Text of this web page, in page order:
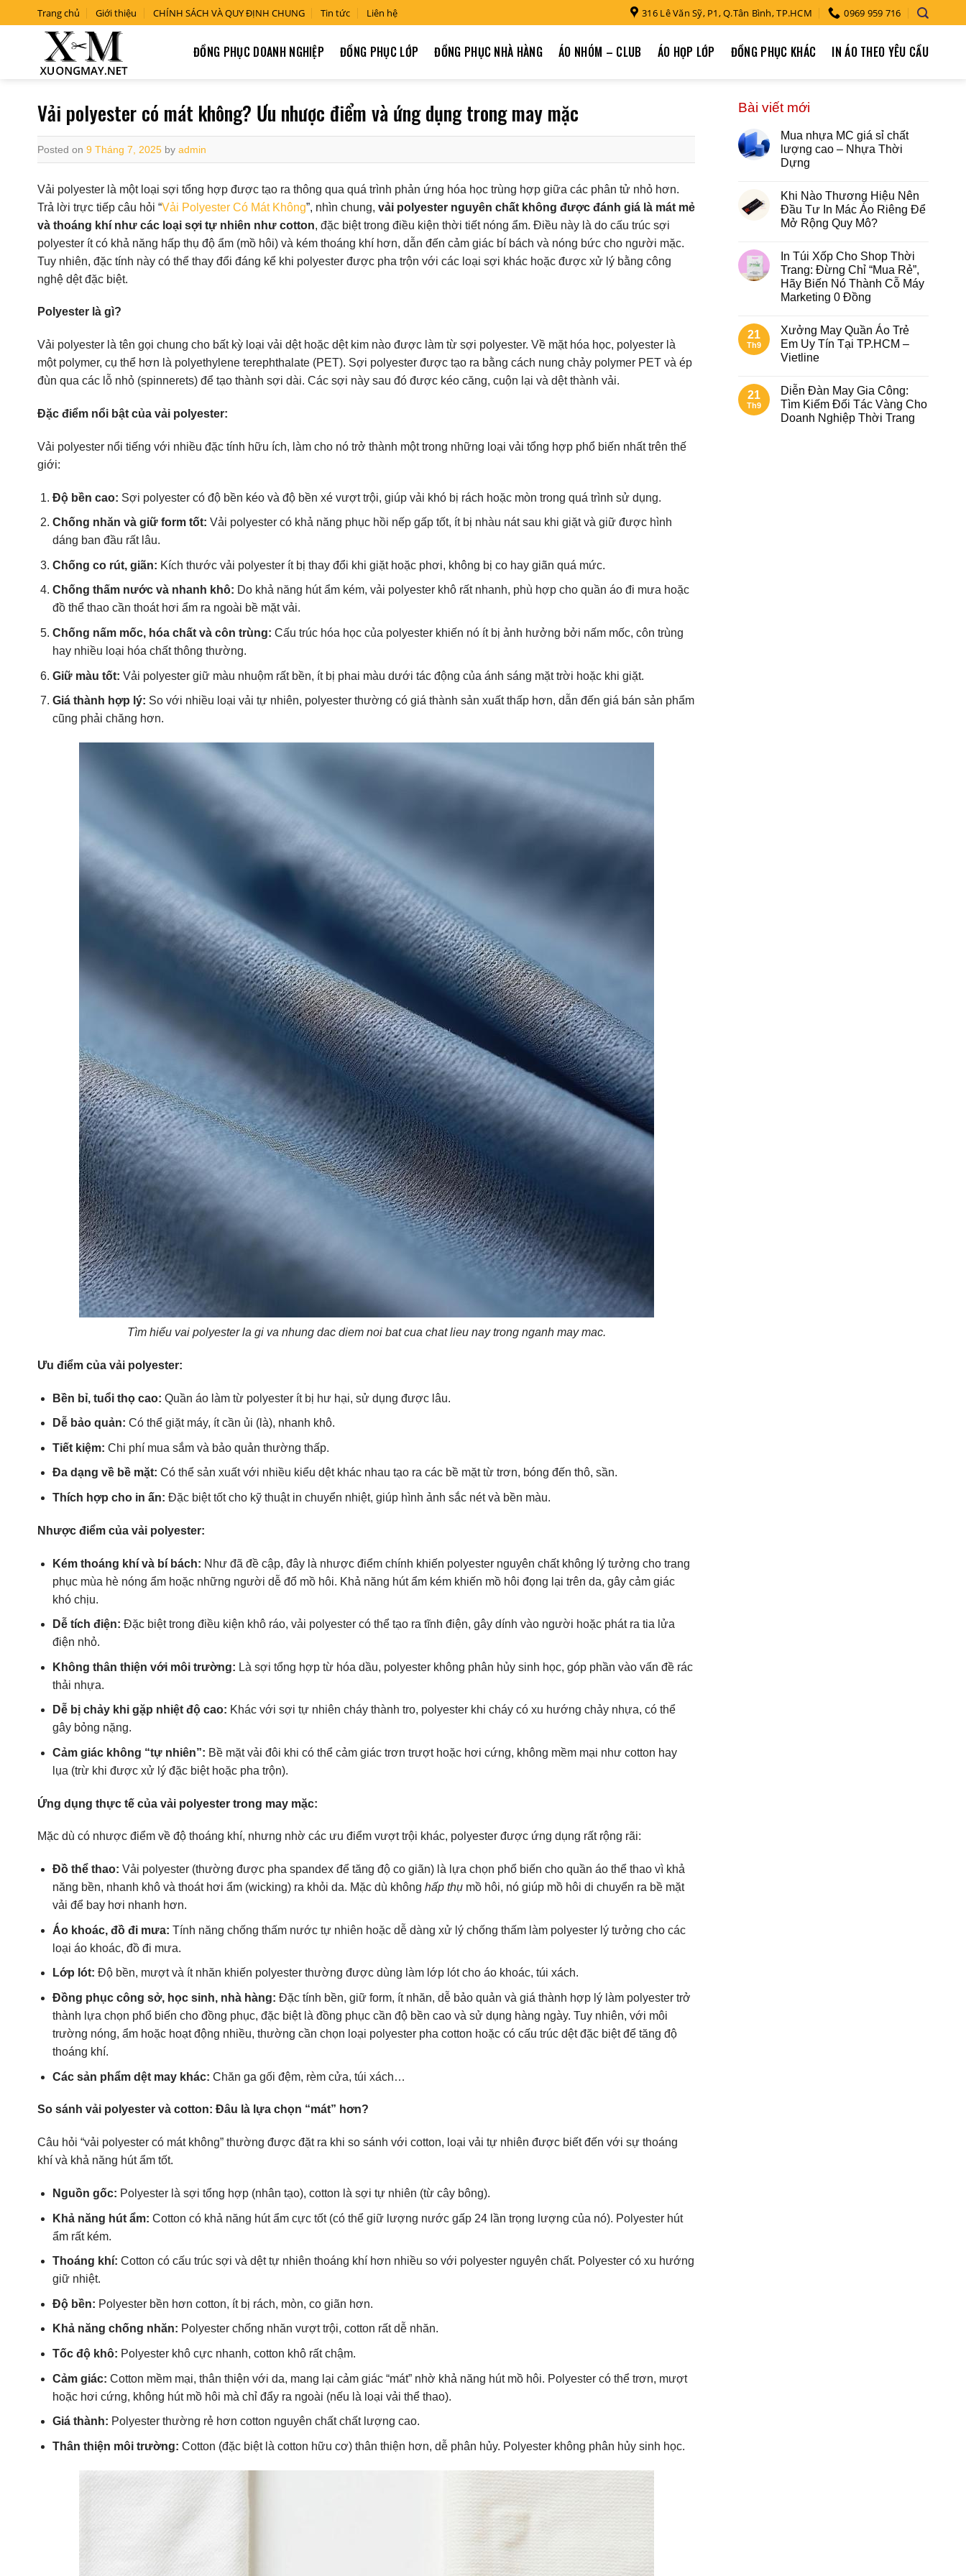
to
Trang chủ Giới thiệu CHÍNH SÁCH VÀ QUY ĐỊNH CHUNG Tin tức Liên hệ 316 Lê Văn Sỹ, P1, Q.Tân Bình, TP.HCM 0969 959 716
ĐỒNG PHỤC DOANH NGHIỆP ĐỒNG PHỤC LỚP ĐỒNG PHỤC NHÀ HÀNG ÁO NHÓM – CLUB ÁO HỌP LỚP ĐỒNG PHỤC KHÁC IN ÁO THEO YÊU CẦU
Vải polyester có mát không? Ưu nhược điểm và ứng dụng trong may mặc
Posted on 9 Tháng 7, 2025 by admin
Vải polyester là một loại sợi tổng hợp được tạo ra thông qua quá trình phản ứng hóa học trùng hợp giữa các phân tử nhỏ hơn.
Trả lời trực tiếp câu hỏi “Vải Polyester Có Mát Không”, nhìn chung, vải polyester nguyên chất không được đánh giá là mát mẻ
và thoáng khí như các loại sợi tự nhiên như cotton, đặc biệt trong điều kiện thời tiết nóng ẩm. Điều này là do cấu trúc sợi
polyester ít có khả năng hấp thụ độ ẩm (mồ hôi) và kém thoáng khí hơn, dẫn đến cảm giác bí bách và nóng bức cho người mặc.
Tuy nhiên, đặc tính này có thể thay đổi đáng kể khi polyester được pha trộn với các loại sợi khác hoặc được xử lý bằng công
nghệ dệt đặc biệt.
Polyester là gì?
Vải polyester là tên gọi chung cho bất kỳ loại vải dệt hoặc dệt kim nào được làm từ sợi polyester. Về mặt hóa học, polyester là
một polymer, cụ thể hơn là polyethylene terephthalate (PET). Sợi polyester được tạo ra bằng cách nung chảy polymer PET và ép
đùn qua các lỗ nhỏ (spinnerets) để tạo thành sợi dài. Các sợi này sau đó được kéo căng, cuộn lại và dệt thành vải.
Đặc điểm nổi bật của vải polyester:
Vải polyester nổi tiếng với nhiều đặc tính hữu ích, làm cho nó trở thành một trong những loại vải tổng hợp phổ biến nhất trên thế
giới:
Độ bền cao: Sợi polyester có độ bền kéo và độ bền xé vượt trội, giúp vải khó bị rách hoặc mòn trong quá trình sử dụng.
Chống nhăn và giữ form tốt: Vải polyester có khả năng phục hồi nếp gấp tốt, ít bị nhàu nát sau khi giặt và giữ được hình
dáng ban đầu rất lâu.
Chống co rút, giãn: Kích thước vải polyester ít bị thay đổi khi giặt hoặc phơi, không bị co hay giãn quá mức.
Chống thấm nước và nhanh khô: Do khả năng hút ẩm kém, vải polyester khô rất nhanh, phù hợp cho quần áo đi mưa hoặc
đồ thể thao cần thoát hơi ẩm ra ngoài bề mặt vải.
Chống nấm mốc, hóa chất và côn trùng: Cấu trúc hóa học của polyester khiến nó ít bị ảnh hưởng bởi nấm mốc, côn trùng
hay nhiều loại hóa chất thông thường.
Giữ màu tốt: Vải polyester giữ màu nhuộm rất bền, ít bị phai màu dưới tác động của ánh sáng mặt trời hoặc khi giặt.
Giá thành hợp lý: So với nhiều loại vải tự nhiên, polyester thường có giá thành sản xuất thấp hơn, dẫn đến giá bán sản phẩm
cũng phải chăng hơn.
Tìm hiểu vai polyester la gi va nhung dac diem noi bat cua chat lieu nay trong nganh may mac.
Ưu điểm của vải polyester:
Bền bỉ, tuổi thọ cao: Quần áo làm từ polyester ít bị hư hại, sử dụng được lâu.
Dễ bảo quản: Có thể giặt máy, ít cần ủi (là), nhanh khô.
Tiết kiệm: Chi phí mua sắm và bảo quản thường thấp.
Đa dạng về bề mặt: Có thể sản xuất với nhiều kiểu dệt khác nhau tạo ra các bề mặt từ trơn, bóng đến thô, sần.
Thích hợp cho in ấn: Đặc biệt tốt cho kỹ thuật in chuyển nhiệt, giúp hình ảnh sắc nét và bền màu.
Nhược điểm của vải polyester:
Kém thoáng khí và bí bách: Như đã đề cập, đây là nhược điểm chính khiến polyester nguyên chất không lý tưởng cho trang
phục mùa hè nóng ẩm hoặc những người dễ đổ mồ hôi. Khả năng hút ẩm kém khiến mồ hôi đọng lại trên da, gây cảm giác
khó chịu.
Dễ tích điện: Đặc biệt trong điều kiện khô ráo, vải polyester có thể tạo ra tĩnh điện, gây dính vào người hoặc phát ra tia lửa
điện nhỏ.
Không thân thiện với môi trường: Là sợi tổng hợp từ hóa dầu, polyester không phân hủy sinh học, góp phần vào vấn đề rác
thải nhựa.
Dễ bị chảy khi gặp nhiệt độ cao: Khác với sợi tự nhiên cháy thành tro, polyester khi cháy có xu hướng chảy nhựa, có thể
gây bỏng nặng.
Cảm giác không “tự nhiên”: Bề mặt vải đôi khi có thể cảm giác trơn trượt hoặc hơi cứng, không mềm mại như cotton hay
lụa (trừ khi được xử lý đặc biệt hoặc pha trộn).
Ứng dụng thực tế của vải polyester trong may mặc:
Mặc dù có nhược điểm về độ thoáng khí, nhưng nhờ các ưu điểm vượt trội khác, polyester được ứng dụng rất rộng rãi:
Đồ thể thao: Vải polyester (thường được pha spandex để tăng độ co giãn) là lựa chọn phổ biến cho quần áo thể thao vì khả
năng bền, nhanh khô và thoát hơi ẩm (wicking) ra khỏi da. Mặc dù không hấp thụmồ hôi, nó giúp mồ hôi di chuyển ra bề mặt
vải để bay hơi nhanh hơn.
Áo khoác, đồ đi mưa: Tính năng chống thấm nước tự nhiên hoặc dễ dàng xử lý chống thấm làm polyester lý tưởng cho các
loại áo khoác, đồ đi mưa.
Lớp lót: Độ bền, mượt và ít nhăn khiến polyester thường được dùng làm lớp lót cho áo khoác, túi xách.
Đồng phục công sở, học sinh, nhà hàng: Đặc tính bền, giữ form, ít nhăn, dễ bảo quản và giá thành hợp lý làm polyester trở
thành lựa chọn phổ biến cho đồng phục, đặc biệt là đồng phục cần độ bền cao và sử dụng hàng ngày. Tuy nhiên, với môi
trường nóng, ẩm hoặc hoạt động nhiều, thường cần chọn loại polyester pha cotton hoặc có cấu trúc dệt đặc biệt để tăng độ
thoáng khí.
Các sản phẩm dệt may khác: Chăn ga gối đệm, rèm cửa, túi xách…
So sánh vải polyester và cotton: Đâu là lựa chọn “mát” hơn?
Câu hỏi “vải polyester có mát không” thường được đặt ra khi so sánh với cotton, loại vải tự nhiên được biết đến với sự thoáng
khí và khả năng hút ẩm tốt.
Nguồn gốc: Polyester là sợi tổng hợp (nhân tạo), cotton là sợi tự nhiên (từ cây bông).
Khả năng hút ẩm: Cotton có khả năng hút ẩm cực tốt (có thể giữ lượng nước gấp 24 lần trọng lượng của nó). Polyester hút
ẩm rất kém.
Thoáng khí: Cotton có cấu trúc sợi và dệt tự nhiên thoáng khí hơn nhiều so với polyester nguyên chất. Polyester có xu hướng
giữ nhiệt.
Độ bền: Polyester bền hơn cotton, ít bị rách, mòn, co giãn hơn.
Khả năng chống nhăn: Polyester chống nhăn vượt trội, cotton rất dễ nhăn.
Tốc độ khô: Polyester khô cực nhanh, cotton khô rất chậm.
Cảm giác: Cotton mềm mại, thân thiện với da, mang lại cảm giác “mát” nhờ khả năng hút mồ hôi. Polyester có thể trơn, mượt
hoặc hơi cứng, không hút mồ hôi mà chỉ đẩy ra ngoài (nếu là loại vải thể thao).
Giá thành: Polyester thường rẻ hơn cotton nguyên chất chất lượng cao.
Thân thiện môi trường: Cotton (đặc biệt là cotton hữu cơ) thân thiện hơn, dễ phân hủy. Polyester không phân hủy sinh học.
Bài viết mới
Mua nhựa MC giá sỉ chất
lượng cao – Nhựa Thời
Dựng
Khi Nào Thương Hiệu Nên
Đầu Tư In Mác Áo Riêng Để
Mở Rộng Quy Mô?
In Túi Xốp Cho Shop Thời
Trang: Đừng Chỉ “Mua Rẻ”,
Hãy Biến Nó Thành Cỗ Máy
Marketing 0 Đồng
21
Th9
Xưởng May Quần Áo Trẻ
Em Uy Tín Tại TP.HCM –
Vietline
21
Th9
Diễn Đàn May Gia Công:
Tìm Kiếm Đối Tác Vàng Cho
Doanh Nghiệp Thời Trang